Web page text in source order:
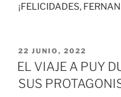
¡FELICIDADES,
PUBLICADO
EL
22 JUNIO, 2022
EL VIAJE A PUY
SUS